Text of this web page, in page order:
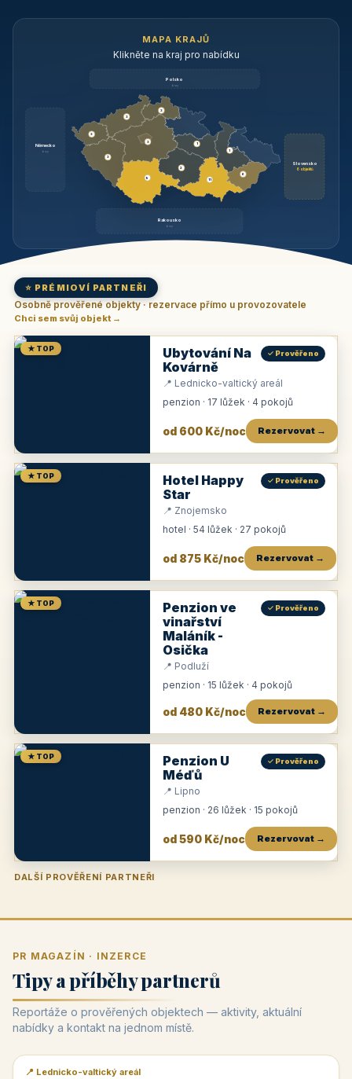
MAPA KRAJŮ
Klikněte na kraj pro nabídku
Polsko
brzy
Německo
brzy
Slovensko
6 objektů
Rakousko
brzy
3
9
3
3
3
3
1
2
11
1
6
⭐ PRÉMIOVÍ PARTNEŘI
Osobně prověřené objekty · rezervace přímo u provozovatele
Chci sem svůj objekt →
★ TOP
Ubytování Na
Kovárně
✓ Prověřeno
📍 Lednicko-valtický areál
penzion · 17 lůžek · 4 pokojů
od 600 Kč/noc Rezervovat →
★ TOP
Hotel Happy
Star
✓ Prověřeno
📍 Znojemsko
hotel · 54 lůžek · 27 pokojů
od 875 Kč/noc Rezervovat →
★ TOP
Penzion ve
vinařství
Maláník -
Osička
✓ Prověřeno
📍 Podluží
penzion · 15 lůžek · 4 pokojů
od 480 Kč/noc Rezervovat →
★ TOP
Penzion U
Méďů
✓ Prověřeno
📍 Lipno
penzion · 26 lůžek · 15 pokojů
od 590 Kč/noc Rezervovat →
DALŠÍ PROVĚŘENÍ PARTNEŘI
Penzion U Zámku Pension Faber
PR MAGAZÍN · INZERCE
Tipy a příběhy partnerů
Reportáže o prověřených objektech — aktivity, aktuální
nabídky a kontakt na jednom místě.
📰 PR článek
📍 Lednicko-valtický areál